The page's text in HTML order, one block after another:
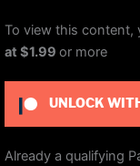
To view this content,
at $1.99 or more
UNLOCK
Already a qualifying